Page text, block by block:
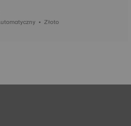
40 mm • Automatyczny • Złoto